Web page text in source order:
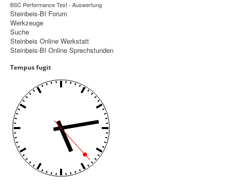
Beratung
Management
Controlling
Balanced Scorecard
Benchmarking
Hoshin-Kanri
Kommunikation
Entscheidungsregeln
Aktuelle Seite: Startseite
BSC Performance Test - Auswertung
Steinbeis-BI Forum
Werkzeuge
Suche
Steinbeis Online Werkstatt
Steinbeis-BI Online Sprechstunden
Tempus fugit